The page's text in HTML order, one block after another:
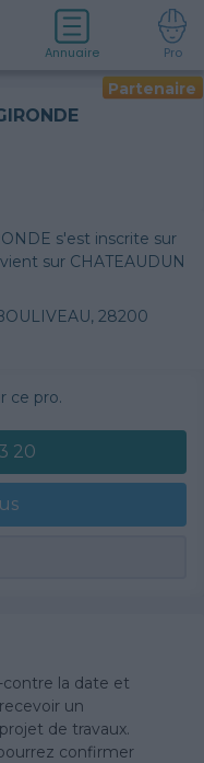
Annuaire Pro
Partenaire
s'est inscrite sur
sur CHATEAUDUN
28200
ce pro.
20
contre la date et
un
de travaux.
confirmer